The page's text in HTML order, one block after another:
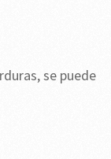
se puede